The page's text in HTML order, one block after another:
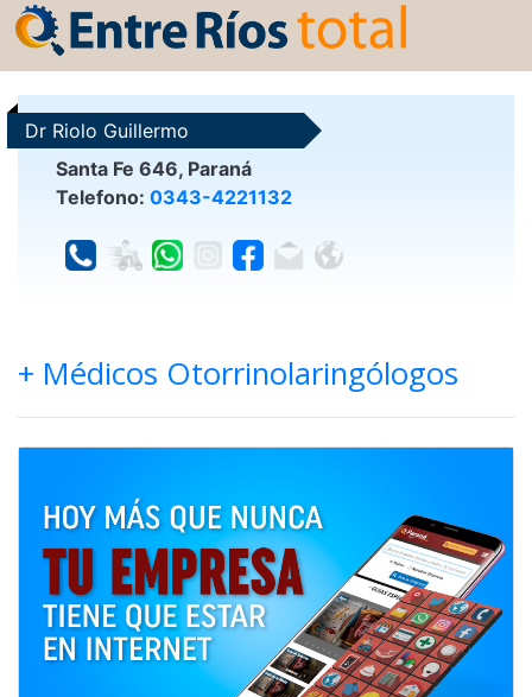
Dr Riolo Guillermo
Santa Fe 646, Paraná
Telefono: 0343-4221132
+ Médicos Otorrinolaringólogos